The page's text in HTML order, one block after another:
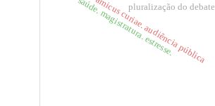
amicus curiae. audiência pública
pluralização do debate
saúde. magistratura. estresse.